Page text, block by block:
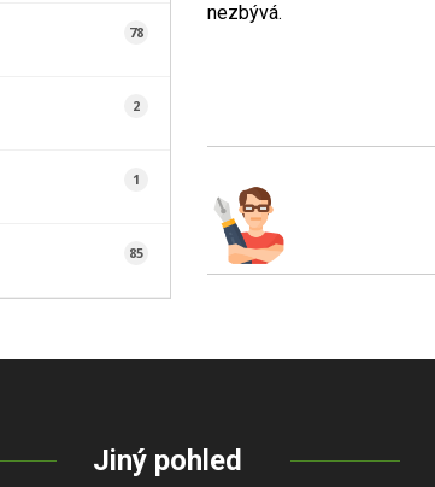
78
2
1
85
nezbývá.
Jiný pohled